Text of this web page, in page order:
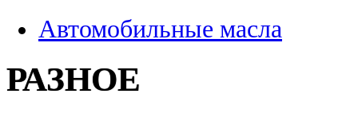
Автомобильные масла
РАЗНОЕ